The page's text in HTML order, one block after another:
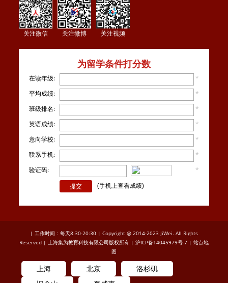
关注微信 关注微博 关注视频
为留学条件打分数
在读年级:
*
平均成绩:
*
班级排名:
*
英语成绩:
*
意向学校:
*
联系手机:
*
验证码:
清楚？
*
(手机上查看成绩)
| 工作时间：每天8:30-20:30 | Copyright @ 2014-2023 JiWei. All Rights
Reserved | 上海集为教育科技有限公司版权所有 | 沪ICP备14045979号-7 | 站点地
图
上海 北京
洛杉矶